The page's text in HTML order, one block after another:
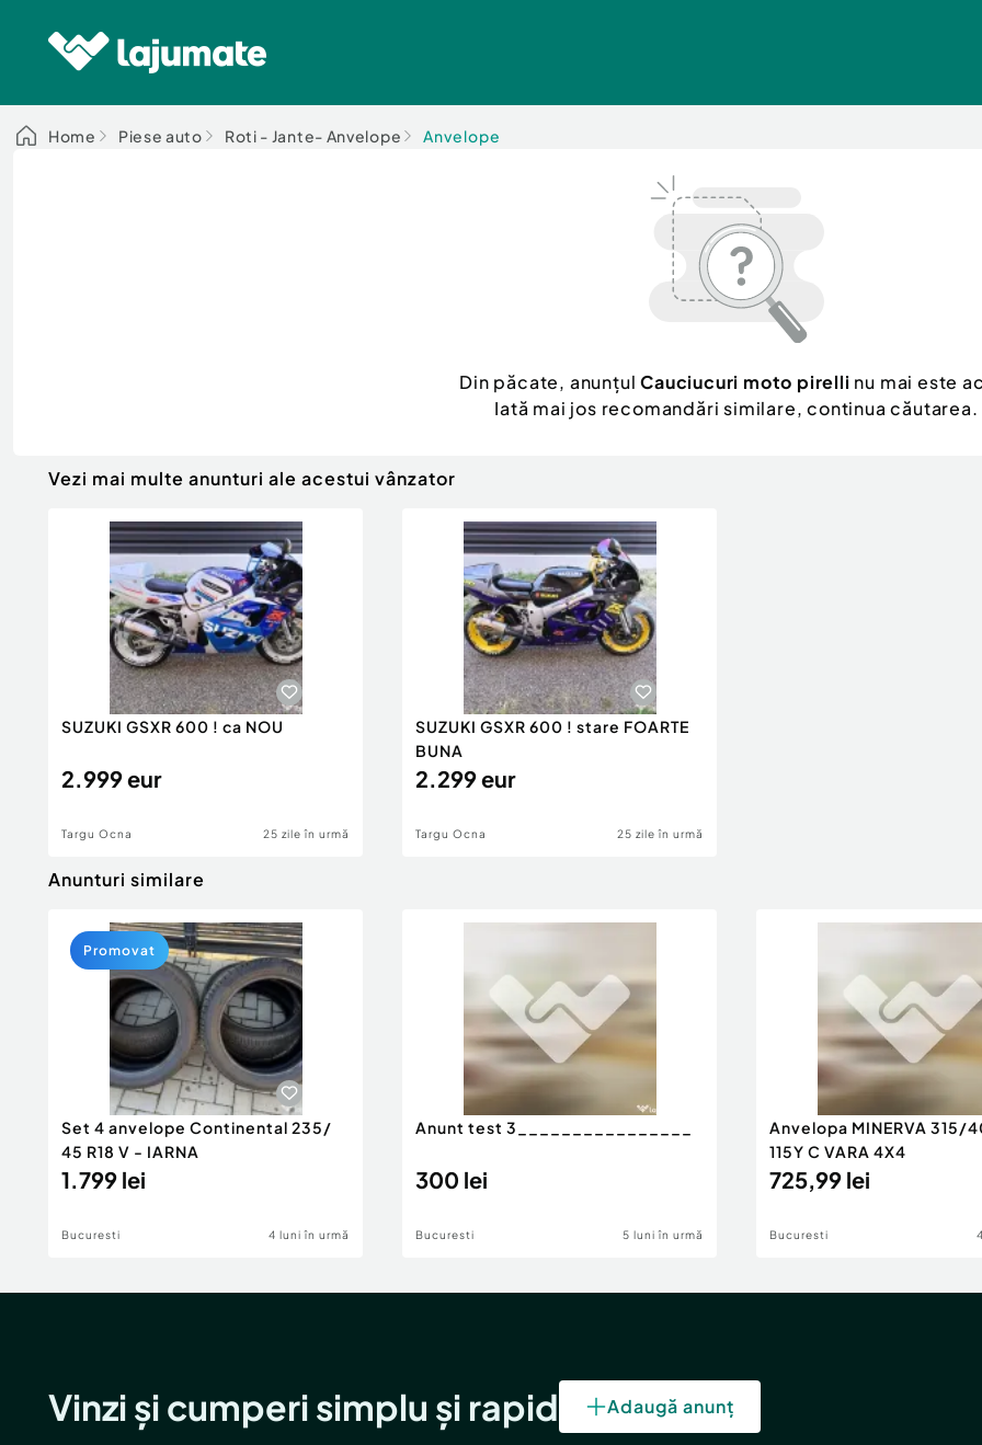
Home Piese auto Roti - Jante- Anvelope Anvelope
Din păcate, anunțulCauciucuri moto pirelli nu mai este
Iată mai jos recomandări similare, continua căutarea.
Vezi mai multe anunturi ale acestui vânzator
SUZUKI GSXR 600 ! ca NOU
2.999 eur
Targu Ocna 25 zile în urmă
SUZUKI GSXR 600 ! stare FOARTE
BUNA
2.299 eur
Targu Ocna 25 zile în urmă
Anunturi similare
Set 4 anvelope Continental 235/
45 R18 V - IARNA
1.799 lei
Bucuresti 4 luni în urmă
Promovat
Anunt test 3________________
300 lei
Bucuresti 5 luni în urmă
Anvelopa MINERVA 315/
115Y C VARA 4X4
725,99 lei
Bucuresti
Vinzi și cumperi simplu și rapid Adaugă anunț